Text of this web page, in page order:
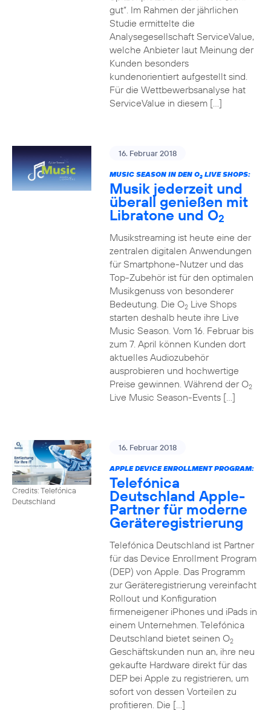
gut“. Im Rahmen der jährlichen
Studie ermittelte die
Analysegesellschaft ServiceValue,
welche Anbieter laut Meinung der
Kunden besonders
kundenorientiert aufgestellt sind.
Für die Wettbewerbsanalyse hat
ServiceValue in diesem […]
16. Februar 2018
MUSIC SEASON IN DEN O2LIVE SHOPS:
Musik jederzeit und
überall genießen mit
Libratone und O2
Musikstreaming ist heute eine der
zentralen digitalen Anwendungen
für Smartphone-Nutzer und das
Top-Zubehör ist für den optimalen
Musikgenuss von besonderer
Bedeutung. Die O2Live Shops
starten deshalb heute ihre Live
Music Season. Vom 16. Februar bis
zum 7. April können Kunden dort
aktuelles Audiozubehör
ausprobieren und hochwertige
Preise gewinnen. Während der O2
Live Music Season-Events […]
Credits: Telefónica
Deutschland
16. Februar 2018
APPLE DEVICE ENROLLMENT PROGRAM:
Telefónica
Deutschland Apple-
Partner für moderne
Geräteregistrierung
Telefónica Deutschland ist Partner
für das Device Enrollment Program
(DEP) von Apple. Das Programm
zur Geräteregistrierung vereinfacht
Rollout und Konfiguration
firmeneigener iPhones und iPads in
einem Unternehmen. Telefónica
Deutschland bietet seinen O2
Geschäftskunden nun an, ihre neu
gekaufte Hardware direkt für das
DEP bei Apple zu registrieren, um
sofort von dessen Vorteilen zu
profitieren. Die […]